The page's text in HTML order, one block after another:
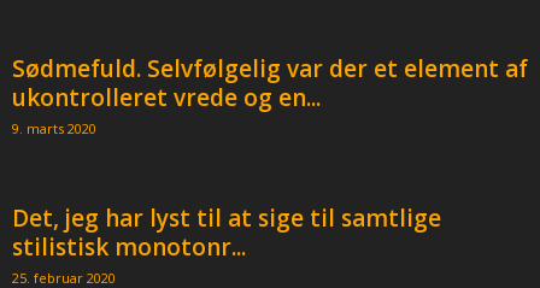
Sødmefuld. Selvfølgelig var der et element af
ukontrolleret vrede og en...
9. marts 2020
Det, jeg har lyst til at sige til samtlige
stilistisk monotonr...
25. februar 2020